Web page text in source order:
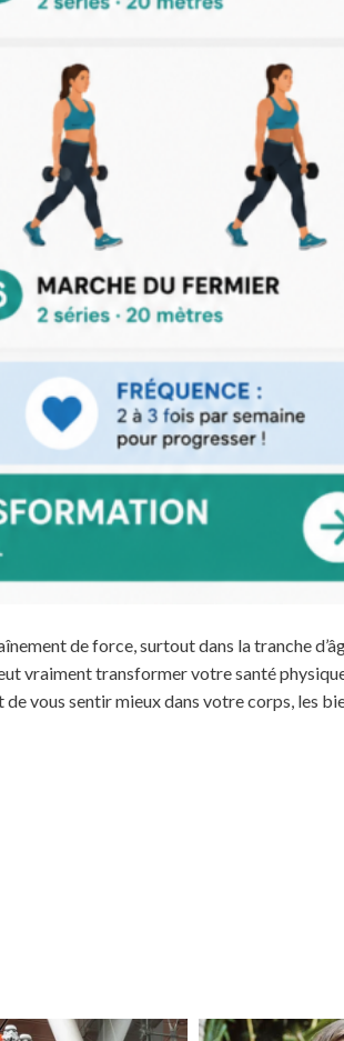
de force, surtout dans la tranche
vraiment transformer votre santé
de vous sentir mieux dans votre corps, les